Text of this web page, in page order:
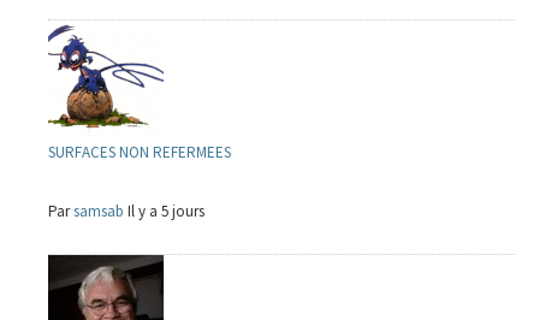
SURFACES NON REFERMEES
Parsamsab Il y a 5 jours